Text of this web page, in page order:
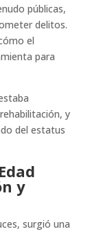
públicas,
delitos.
el
para
y
del estatus
y
surgió una